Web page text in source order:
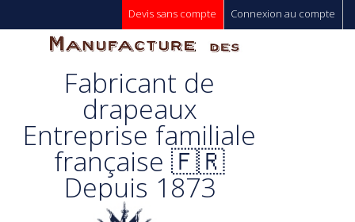
Connexion au compte
Devis sans compte
Manufacture
Des
Drapeaux
Unic s.a.
Fabricant de
drapeaux
Entreprise familiale
française 🇫🇷
Depuis 1873